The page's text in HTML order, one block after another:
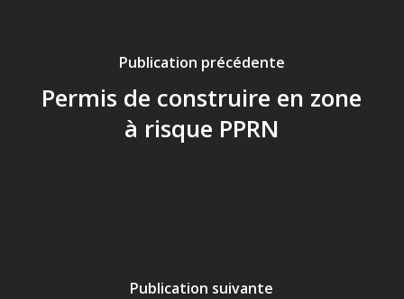
Publication précédente
Permis de construire en zone
à risque PPRN
Publication suivante